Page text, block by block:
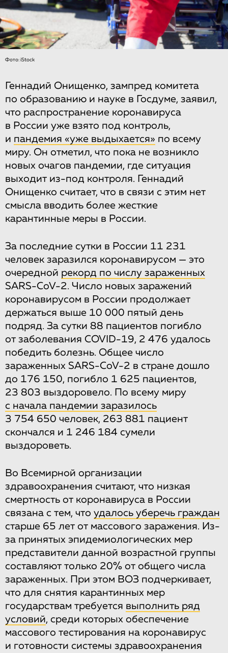
Фото: iStock
Геннадий Онищенко, зампред комитета
по образованию и науке в Госдуме, заявил,
что распространение коронавируса
в России уже взято под контроль,
и пандемия «уже выдыхается» по всему
миру. Он отметил, что пока не возникло
новых очагов пандемии, где ситуация
выходит из-под контроля. Геннадий
Онищенко считает, что в связи с этим нет
смысла вводить более жесткие
карантинные меры в России.
За последние сутки в России 11 231
человек заразился коронавирусом — это
очередной рекорд по числу зараженных
SARS-CoV-2. Число новых заражений
коронавирусом в России продолжает
держаться выше 10 000 пятый день
подряд. За сутки 88 пациентов погибло
от заболевания COVID-19, 2 476 удалось
победить болезнь. Общее число
зараженных SARS-CoV-2 в стране дошло
до 176 150, погибло 1 625 пациентов,
23 803 выздоровело. По всему миру
с начала пандемии заразилось
3 754 650 человек, 263 881 пациент
скончался и 1 246 184 сумели
выздороветь.
Во Всемирной организации
здравоохранения считают, что низкая
смертность от коронавируса в России
связана с тем, что удалось уберечь граждан
старше 65 лет от массового заражения. Из-
за принятых эпидемиологических мер
представители данной возрастной группы
составляют только 20% от общего числа
зараженных. При этом ВОЗ подчеркивает,
что для снятия карантинных мер
государствам требуется выполнить ряд
условий, среди которых обеспечение
массового тестирования на коронавирус
и готовности системы здравоохранения